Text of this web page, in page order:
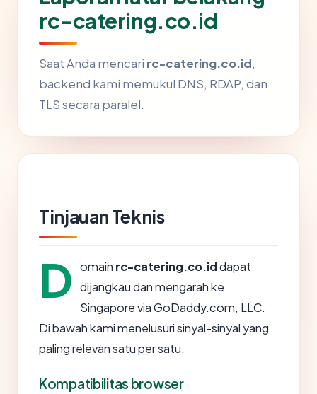
rc-catering.co.id
Saat Anda mencari rc-catering.co.id,
backend kami memukul DNS, RDAP, dan
TLS secara paralel.
Tinjauan Teknis
D omain rc-catering.co.iddapat
dijangkau dan mengarah ke
Singapore via GoDaddy.com, LLC.
Di bawah kami menelusuri sinyal-sinyal yang
paling relevan satu per satu.
Kompatibilitas browser